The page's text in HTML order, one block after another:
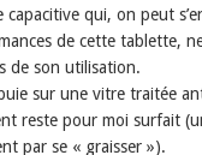
capacitive qui, on peut
de cette tablette,
de son utilisation.
sur une vitre traitée
reste pour moi surfait
par se « graisser »).